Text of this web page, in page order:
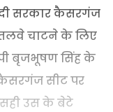
सरकार कैसरगंज
चाटने के लिए
बृजभूषण सिंह के
सीट पर
उस के बेटे